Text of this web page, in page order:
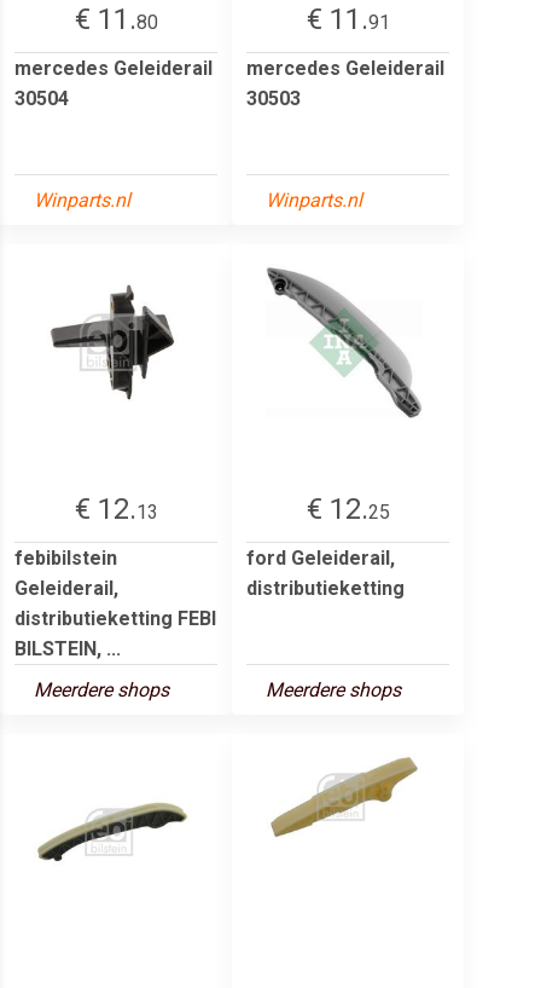
€ 11.80
mercedes Geleiderail
30504
Winparts.nl
€ 11.91
mercedes Geleiderail
30503
Winparts.nl
€ 12.13
febibilstein
Geleiderail,
distributieketting FEBI
BILSTEIN, ...
Meerdere shops
€ 12.25
ford Geleiderail,
distributieketting
Meerdere shops